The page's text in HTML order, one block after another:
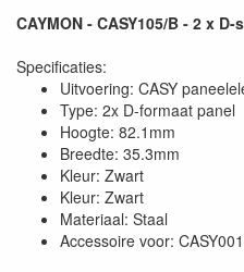
CAYMON - CASY105/B - 2 x
Specificaties:
Uitvoering: CASY
Type: 2x D-formaat panel
Hoogte: 82.1mm
Breedte: 35.3mm
Kleur: Zwart
Kleur: Zwart
Materiaal: Staal
Accessoire voor: